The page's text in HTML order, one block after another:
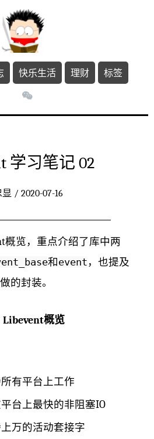
快乐生活 理财 标签
学习笔记 02
/ 2020-07-16
概览，重点介绍了库中两
和event ，也提及
的封装。
Libevent概览
有平台上工作
台上最快的非阻塞IO
万的活动套接字